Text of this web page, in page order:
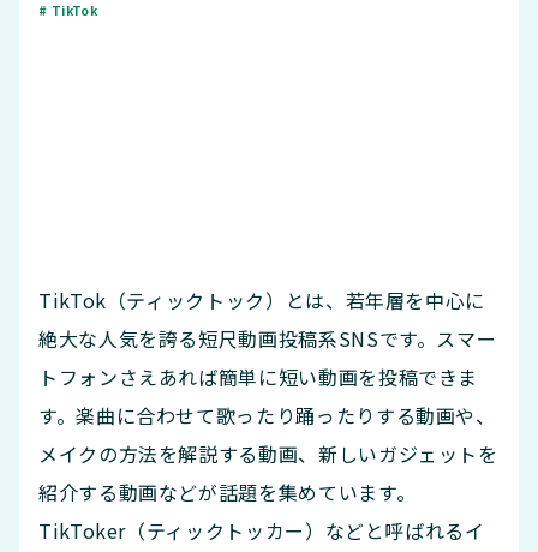
# TikTok
TikTok（ティックトック）とは、若年層を中心に
絶大な人気を誇る短尺動画投稿系SNSです。スマー
トフォンさえあれば簡単に短い動画を投稿できま
す。楽曲に合わせて歌ったり踊ったりする動画や、
メイクの方法を解説する動画、新しいガジェットを
紹介する動画などが話題を集めています。
TikToker（ティックトッカー）などと呼ばれるイ